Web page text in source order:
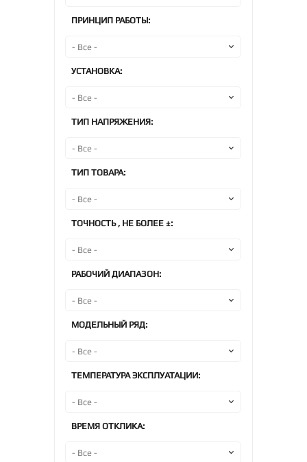
ПРИНЦИП РАБОТЫ:
УСТАНОВКА:
ТИП НАПРЯЖЕНИЯ:
ТИП ТОВАРА:
ТОЧНОСТЬ , НЕ БОЛЕЕ ±:
РАБОЧИЙ ДИАПАЗОН:
МОДЕЛЬНЫЙ РЯД:
ТЕМПЕРАТУРА ЭКСПЛУАТАЦИИ:
ВРЕМЯ ОТКЛИКА: